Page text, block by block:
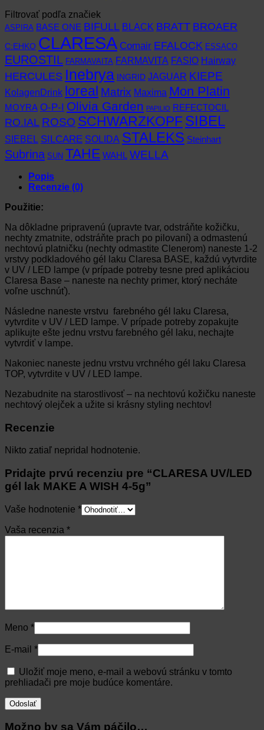
Filtrovať podľa značiek
ASPIRA BASE ONE BIFULL BLACK BRATT BROAER
C:EHKO CLARESA Comair EFALOCK ESSACO
EUROSTIL FARMAVAITA FARMAVITA FASIO Hairway
HERCULES Inebrya INGRID JAGUAR KIEPE
KolagenDrink loreal Matrix Maxima Mon Platin
MOYRA O-P-I Olivia Garden PAPILIO REFECTOCIL
RO.IAL ROSO SCHWARZKOPF SIBEL
SIEBEL SILCARE SOLIDA STALEKS Steinhart
Subrina SUN TAHE WAHL WELLA
Popis
Recenzie (0)
Použitie:
Na dôkladne pripravenú (upravte tvar, odstráňte kožičku,
nechty zmatnite, odstráňte prach po pilovaní) a odmastenú
nechtovú platničku (nechty odmastite Clenerom) naneste 1-2
vrstvy podkladového gél laku Claresa BASE, každú vytvrdite
v UV / LED lampe (v prípade potreby tesne pred aplikáciou
Claresa Base – naneste na nechty primer, ktorý necháte
voľne uschnúť).
Následne naneste vrstvu farebného gél laku Claresa,
vytvrdite v UV / LED lampe. V prípade potreby zopakujte
aplikujte ešte jednu vrstvu farebného gél laku, nechajte
vytvrdiť v lampe.
Nakoniec naneste jednu vrstvu vrchného gél laku Claresa
TOP, vytvrdite v UV / LED lampe.
Nezabudnite na starostlivosť – na nechtovú kožičku naneste
nechtový olejček a užite si krásny styling nechtov!
Recenzie
Nikto zatiaľ nepridal hodnotenie.
Pridajte prvú recenziu pre “CLARESA UV/LED
gél lak MAKE A WISH 4-5g”
Vaše hodnotenie *
Vaša recenzia *
Meno *
E-mail *
Uložiť moje meno, e-mail a webovú stránku v tomto
prehliadači pre moje budúce komentáre.
Možno by sa Vám páčilo…